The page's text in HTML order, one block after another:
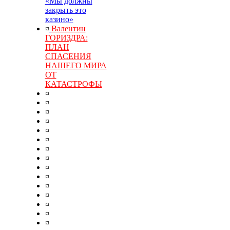
закрыть это
казино»
¤ Валентин
ГОРИЗДРА:
ПЛАН
СПАСЕНИЯ
НАШЕГО МИРА
ОТ
КАТАСТРОФЫ
¤
¤
¤
¤
¤
¤
¤
¤
¤
¤
¤
¤
¤
¤
¤